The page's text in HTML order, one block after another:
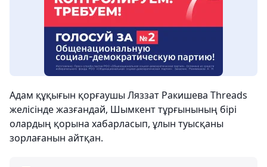
Адам құқығын қорғаушы Ляззат Ракишева Threads
желісінде жазғандай, Шымкент тұрғынының бірі
олардың қорына хабарласып, ұлын туысқаны
зорлағанын айтқан.